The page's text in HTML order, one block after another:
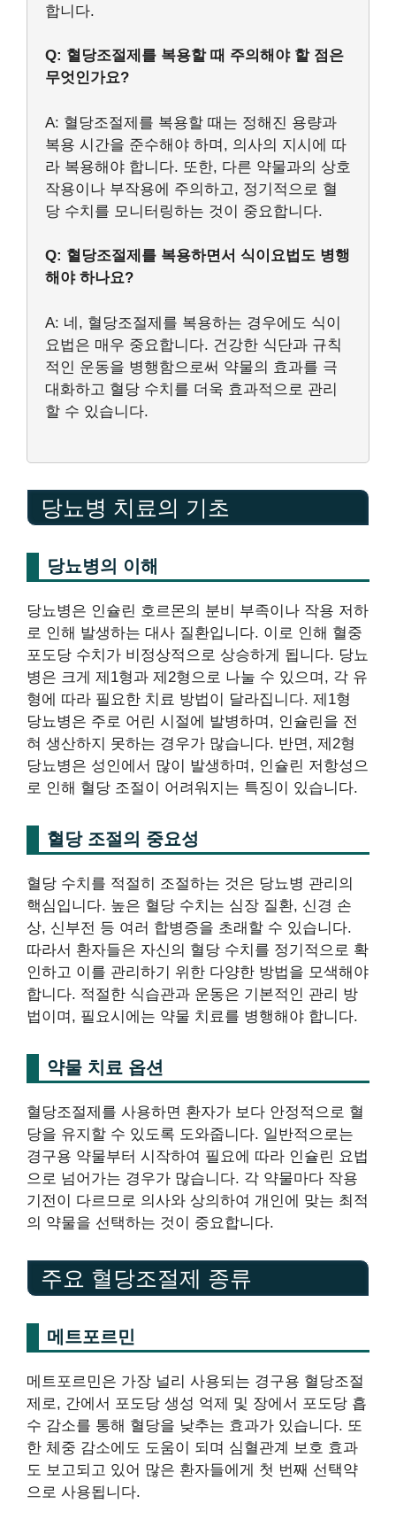
합니다.
Q: 혈당조절제를 복용할 때 주의해야 할 점은
무엇인가요?
A: 혈당조절제를 복용할 때는 정해진 용량과
복용 시간을 준수해야 하며, 의사의 지시에 따
라 복용해야 합니다. 또한, 다른 약물과의 상호
작용이나 부작용에 주의하고, 정기적으로 혈
당 수치를 모니터링하는 것이 중요합니다.
Q: 혈당조절제를 복용하면서 식이요법도 병행
해야 하나요?
A: 네, 혈당조절제를 복용하는 경우에도 식이
요법은 매우 중요합니다. 건강한 식단과 규칙
적인 운동을 병행함으로써 약물의 효과를 극
대화하고 혈당 수치를 더욱 효과적으로 관리
할 수 있습니다.
당뇨병 치료의 기초
당뇨병의 이해
당뇨병은 인슐린 호르몬의 분비 부족이나 작용 저하
로 인해 발생하는 대사 질환입니다. 이로 인해 혈중
포도당 수치가 비정상적으로 상승하게 됩니다. 당뇨
병은 크게 제1형과 제2형으로 나눌 수 있으며, 각 유
형에 따라 필요한 치료 방법이 달라집니다. 제1형
당뇨병은 주로 어린 시절에 발병하며, 인슐린을 전
혀 생산하지 못하는 경우가 많습니다. 반면, 제2형
당뇨병은 성인에서 많이 발생하며, 인슐린 저항성으
로 인해 혈당 조절이 어려워지는 특징이 있습니다.
혈당 조절의 중요성
혈당 수치를 적절히 조절하는 것은 당뇨병 관리의
핵심입니다. 높은 혈당 수치는 심장 질환, 신경 손
상, 신부전 등 여러 합병증을 초래할 수 있습니다.
따라서 환자들은 자신의 혈당 수치를 정기적으로 확
인하고 이를 관리하기 위한 다양한 방법을 모색해야
합니다. 적절한 식습관과 운동은 기본적인 관리 방
법이며, 필요시에는 약물 치료를 병행해야 합니다.
약물 치료 옵션
혈당조절제를 사용하면 환자가 보다 안정적으로 혈
당을 유지할 수 있도록 도와줍니다. 일반적으로는
경구용 약물부터 시작하여 필요에 따라 인슐린 요법
으로 넘어가는 경우가 많습니다. 각 약물마다 작용
기전이 다르므로 의사와 상의하여 개인에 맞는 최적
의 약물을 선택하는 것이 중요합니다.
주요 혈당조절제 종류
메트포르민
메트포르민은 가장 널리 사용되는 경구용 혈당조절
제로, 간에서 포도당 생성 억제 및 장에서 포도당 흡
수 감소를 통해 혈당을 낮추는 효과가 있습니다. 또
한 체중 감소에도 도움이 되며 심혈관계 보호 효과
도 보고되고 있어 많은 환자들에게 첫 번째 선택약
으로 사용됩니다.